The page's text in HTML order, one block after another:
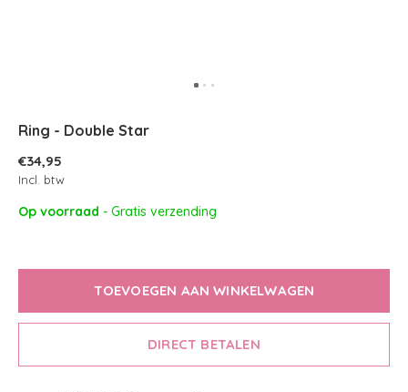
Ring - Double Star
€34,95
Incl. btw
Op voorraad - Gratis verzending
TOEVOEGEN AAN WINKELWAGEN
DIRECT BETALEN